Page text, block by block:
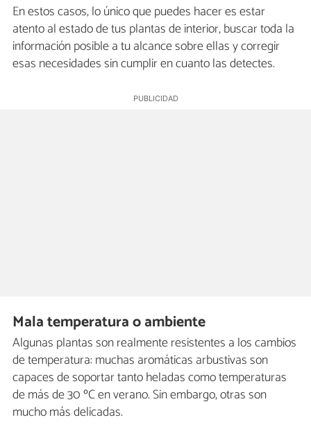
En estos casos, lo único que puedes hacer es estar
atento al estado de tus plantas de interior, buscar toda la
información posible a tu alcance sobre ellas y corregir
esas necesidades sin cumplir en cuanto las detectes.
Mala temperatura o ambiente
Algunas plantas son realmente resistentes a los cambios
de temperatura: muchas aromáticas arbustivas son
capaces de soportar tanto heladas como temperaturas
de más de 30 ºC en verano. Sin embargo, otras son
mucho más delicadas.